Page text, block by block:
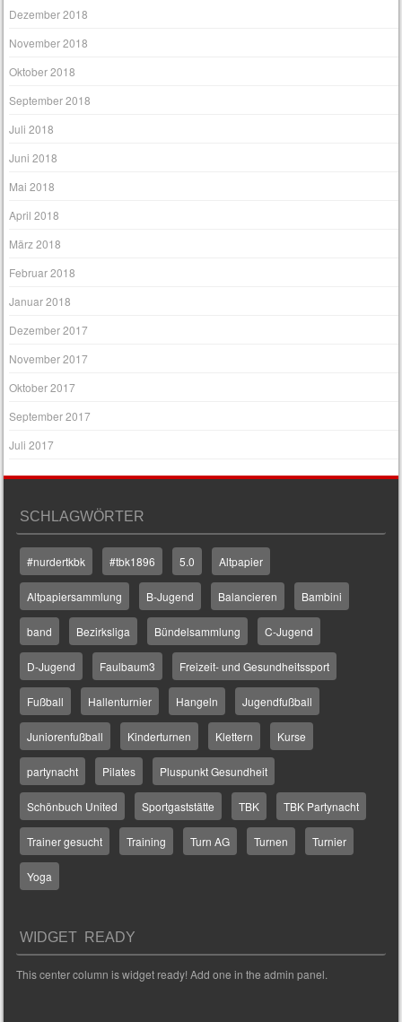
Dezember 2018
November 2018
Oktober 2018
September 2018
Juli 2018
Juni 2018
Mai 2018
April 2018
März 2018
Februar 2018
Januar 2018
Dezember 2017
November 2017
Oktober 2017
September 2017
Juli 2017
SCHLAGWÖRTER
#nurdertkbk #tbk1896 5.0 Altpapier
Altpapiersammlung B-Jugend Balancieren Bambini
band Bezirksliga Bündelsammlung C-Jugend
D-Jugend Faulbaum3 Freizeit- und Gesundheitssport
Fußball Hallenturnier Hangeln Jugendfußball
Juniorenfußball Kinderturnen Klettern Kurse
partynacht Pilates Pluspunkt Gesundheit
Schönbuch United Sportgaststätte TBK TBK Partynacht
Trainer gesucht Training Turn AG Turnen Turnier
Yoga
WIDGET READY
This center column is widget ready! Add one in the admin panel.